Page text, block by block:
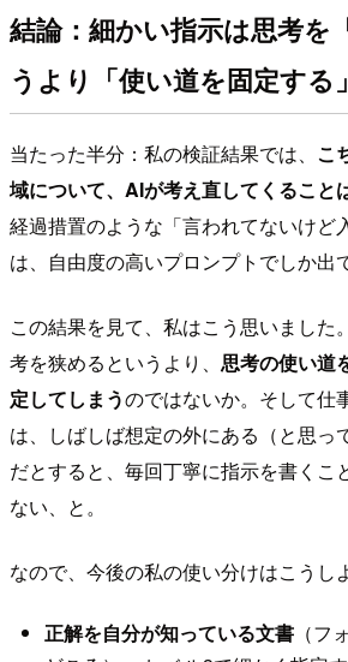
結論：細かい指示は思考を
うより「使い道を固定する」
当たった半分：私の検証結果では、 こ
域について、AIが考え直してくること
経過措置のような「言われてないけど
は、自由度の高いプロンプトでしか出
この結果を見て、私はこう思いました
考を狭めるというより、 思考の使い道
定してしまうのではないか。そして仕
は、しばしば想定の外にある（と思っ
だとすると、毎回丁寧に指示を書くこ
ない、と。
なので、今後の私の使い分けはこうし
正解を自分が知っている文書（フ